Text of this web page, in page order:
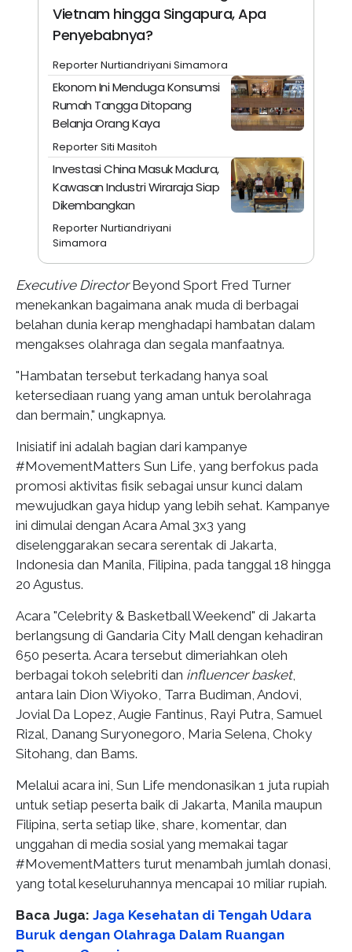
Vietnam hingga Singapura, Apa
Penyebabnya?
Reporter Nurtiandriyani Simamora
Ekonom Ini Menduga Konsumsi
Rumah Tangga Ditopang
Belanja Orang Kaya
Reporter Siti Masitoh
Investasi China Masuk Madura,
Kawasan Industri Wiraraja Siap
Dikembangkan
Reporter Nurtiandriyani
Simamora
Executive DirectorBeyond Sport Fred Turner
menekankan bagaimana anak muda di berbagai
belahan dunia kerap menghadapi hambatan dalam
mengakses olahraga dan segala manfaatnya.
"Hambatan tersebut terkadang hanya soal
ketersediaan ruang yang aman untuk berolahraga
dan bermain," ungkapnya.
Inisiatif ini adalah bagian dari kampanye
#MovementMatters Sun Life, yang berfokus pada
promosi aktivitas fisik sebagai unsur kunci dalam
mewujudkan gaya hidup yang lebih sehat. Kampanye
ini dimulai dengan Acara Amal 3x3 yang
diselenggarakan secara serentak di Jakarta,
Indonesia dan Manila, Filipina, pada tanggal 18 hingga
20 Agustus.
Acara "Celebrity & Basketball Weekend" di Jakarta
berlangsung di Gandaria City Mall dengan kehadiran
650 peserta. Acara tersebut dimeriahkan oleh
berbagai tokoh selebriti dan influencer basket,
antara lain Dion Wiyoko, Tarra Budiman, Andovi,
Jovial Da Lopez, Augie Fantinus, Rayi Putra, Samuel
Rizal, Danang Suryonegoro, Maria Selena, Choky
Sitohang, dan Bams.
Melalui acara ini, Sun Life mendonasikan 1 juta rupiah
untuk setiap peserta baik di Jakarta, Manila maupun
Filipina, serta setiap like, share, komentar, dan
unggahan di media sosial yang memakai tagar
#MovementMatters turut menambah jumlah donasi,
yang total keseluruhannya mencapai 10 miliar rupiah.
Baca Juga: Jaga Kesehatan di Tengah Udara
Buruk dengan Olahraga Dalam Ruangan